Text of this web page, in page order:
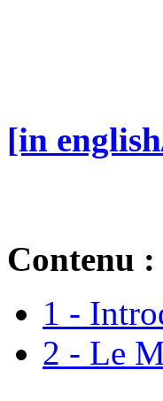
[in
Contenu :
1 -
2 - Le